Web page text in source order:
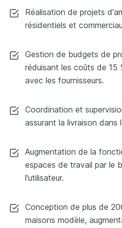
Réalisation de projets
résidentiels et
Gestion de budgets de
réduisant les coûts de 15
avec les fournisseurs.
Coordination et
assurant la livraison dans
Augmentation de la
espaces de travail par le
l'utilisateur.
Conception de plus de
maisons modèle,